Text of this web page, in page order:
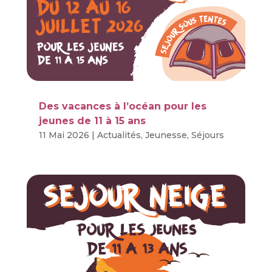
Des vacances à l’océan pour les
jeunes de 11 à 15 ans
11 Mai 2026 | Actualités, Jeunesse, Séjours